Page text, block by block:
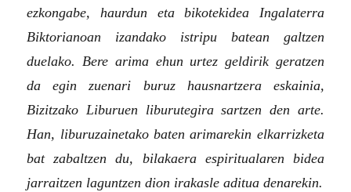
ezkongabe, haurdun eta bikotekidea Ingalaterra
Biktorianoan izandako istripu batean galtzen
duelako. Bere arima ehun urtez geldirik geratzen
da egin zuenari buruz hausnartzera eskainia,
Bizitzako Liburuen liburutegira sartzen den arte.
Han, liburuzainetako baten arimarekin elkarrizketa
bat zabaltzen du, bilakaera espiritualaren bidea
jarraitzen laguntzen dion irakasle aditua denarekin.